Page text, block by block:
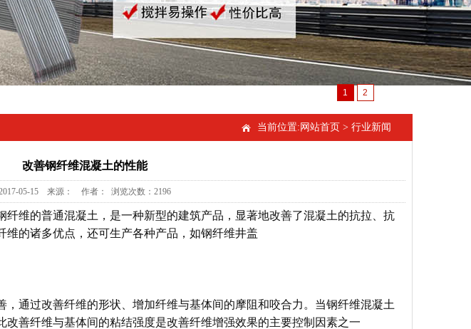
1 2
当前位置: 网站首页 > 行业新闻
改善钢纤维混凝土的性能
05-15 来源： 作者： 浏览次数：2196
维的普通混凝土，是一种新型的建筑产品，显著地改善了混凝土的抗拉、抗
的诸多优点，还可生产各种产品，如钢纤维井盖
通过改善纤维的形状、增加纤维与基体间的摩阻和咬合力。当钢纤维混凝土
善纤维与基体间的粘结强度是改善纤维增强效果的主要控制因素之一